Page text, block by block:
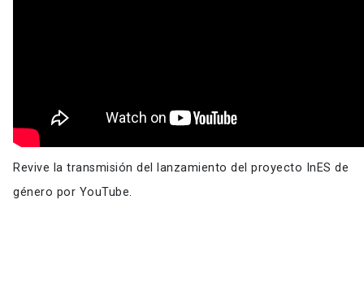
Revive la transmisión del lanzamiento del proyecto InES de
género por YouTube.